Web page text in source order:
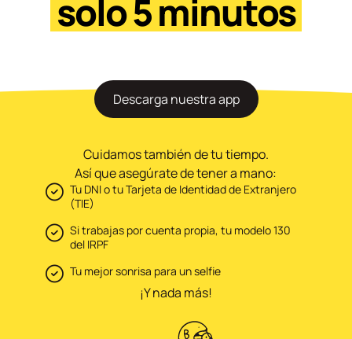
solo 5 minutos
Descarga nuestra app
Cuidamos también de tu tiempo.
Así que asegúrate de tener a mano:
Tu DNI o tu Tarjeta de Identidad de Extranjero
(TIE)
Si trabajas por cuenta propia, tu modelo 130
del IRPF
Tu mejor sonrisa para un selfie
¡Y nada más!